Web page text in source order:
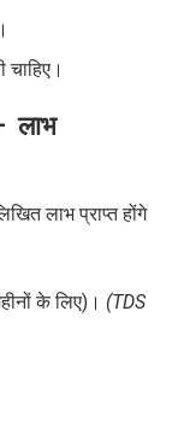
लाभ
लाभ प्राप्त होंगे
के लिए)। (TDS